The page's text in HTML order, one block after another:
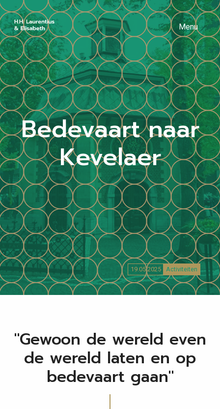
Menu
19.05.2025 Activiteiten
Bedevaart naar
Kevelaer
"Gewoon de wereld even
de wereld laten en op
bedevaart gaan"